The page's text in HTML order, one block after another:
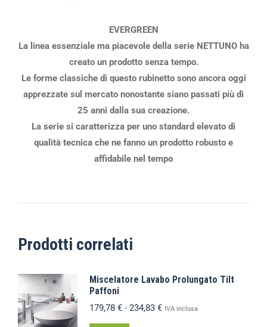
EVERGREEN
La linea essenziale ma piacevole della serie NETTUNO ha
creato un prodotto senza tempo.
Le forme classiche di questo rubinetto sono ancora oggi
apprezzate sul mercato nonostante siano passati più di
25 anni dalla sua creazione.
La serie si caratterizza per uno standard elevato di
qualità tecnica che ne fanno un prodotto robusto e
affidabile nel tempo
Prodotti correlati
Miscelatore Lavabo Prolungato Tilt
Paffoni
179,78 € - 234,83 € IVA inclusa